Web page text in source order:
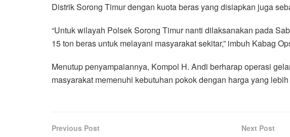
Distrik Sorong Timur dengan kuota beras yang disiapkan juga
“Untuk wilayah Polsek Sorong Timur nanti dilaksanakan pada
15 ton beras untuk melayani masyarakat sekitar,” imbuh Kabag
Menutup penyampaiannya, Kompol H. Andi berharap operasi
masyarakat memenuhi kebutuhan pokok dengan harga yang
Previous Post Next Post